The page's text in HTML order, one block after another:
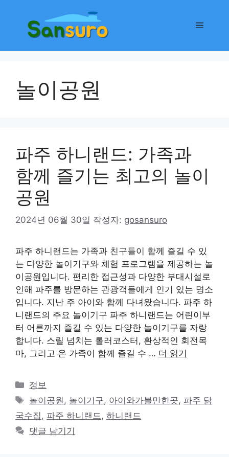
메
놀이공원
파주 하니랜드: 가족과
함께 즐기는 최고의 놀이
공원
2024년 06월 30일 작성자: gosansuro
파주 하니랜드는 가족과 친구들이 함께 즐길 수 있
는 다양한 놀이기구와 체험 프로그램을 제공하는 놀
이공원입니다. 편리한 접근성과 다양한 부대시설로
인해 파주를 방문하는 관광객들에게 인기 있는 명소
입니다. 지난 주 아이와 함께 다녀왔습니다. 파주 하
니랜드의 주요 놀이기구 파주 하니랜드는 어린이부
터 어른까지 즐길 수 있는 다양한 놀이기구를 자랑
합니다. 스릴 넘치는 롤러코스터, 환상적인 회전목
마, 그리고 온 가족이 함께 즐길 수 … 더 읽기
카
테
리
정보
태
그
놀이공원 , 놀이기구, 아이와가볼만한곳, 파주 닭
국수집 , 파주 하니랜드 , 하니랜드
댓글 남기기